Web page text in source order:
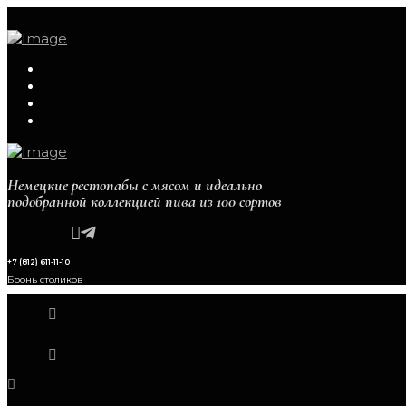
Немецкие рестопабы с мясом и идеально
подобранной коллекцией пива из 100 сортов
+7 (812) 611-11-10
Бронь столиков